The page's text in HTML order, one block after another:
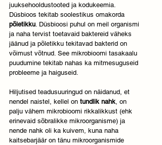
juuksehooldustooted ja kodukeemia.
Düsbioos tekitab soolestikus omakorda
põletikku. Düsbioosi puhul on meil organismi
ja naha tervist toetavaid baktereid väheks
jäänud ja põletikku tekitavad bakterid on
võimust võtnud. See mikrobioomi tasakaalu
puudumine tekitab nahas ka mitmesuguseid
probleeme ja haiguseid.
Hiljutised teadusuuringud on näidanud, et
nendel naistel, kellel on tundlik nahk, on
palju vähem mikrobioomi rikkalikkust (ehk
erinevaid sõbralikke mikroorganisme) ja
nende nahk oli ka kuivem, kuna naha
kaitsebarjäär on tänu mikroorganismide